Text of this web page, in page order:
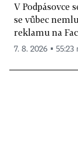
V Podpásovce
se vůbec
reklamu na
7. 8. 2026 ▪ 55:23